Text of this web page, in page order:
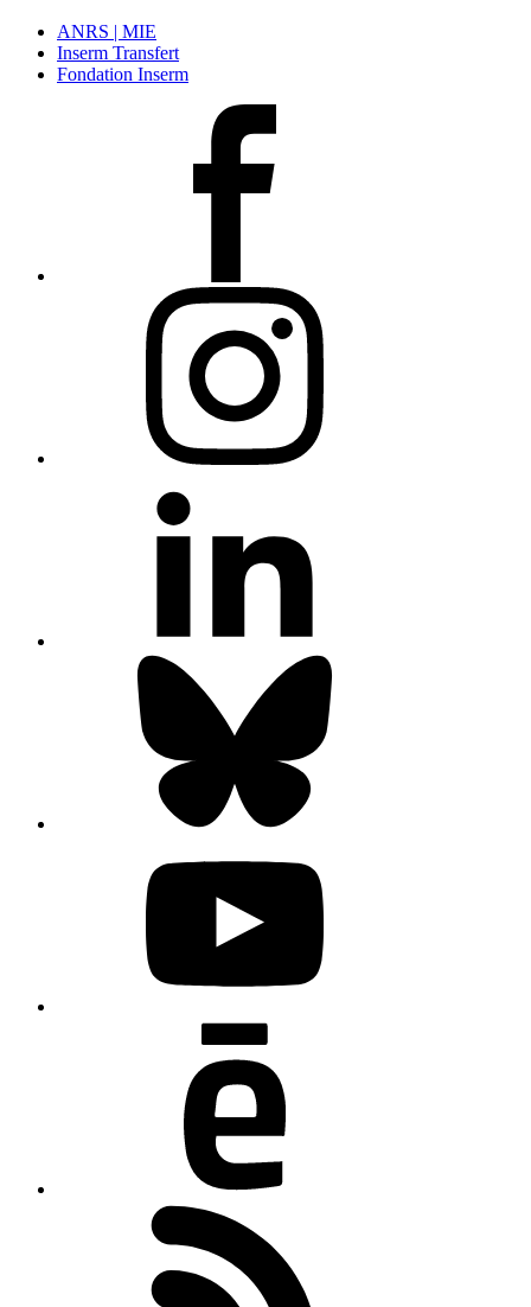
ANRS | MIE
Inserm Transfert
Fondation Inserm